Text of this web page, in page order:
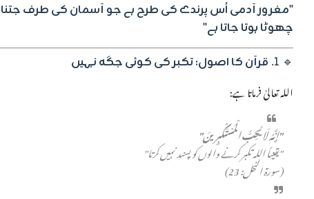
"مغرور آدمی اُس پرندے کی طرح ہے جو آسمان کی طرف جتنا
چھوٹا ہوتا جاتا ہے"
🔹 1.
قرآن کا اصول: تکبر کی کوئی جگہ نہیں
اللہ تعالیٰ فرماتا ہے:
"إِنَّهُ لَا يُحِبُّ الْمُسْتَكْبِرِينَ"
"یقیناً اللہ تکبر کرنے والوں کو پسند نہیں کرتا"
(سورۃ النحل: 23)